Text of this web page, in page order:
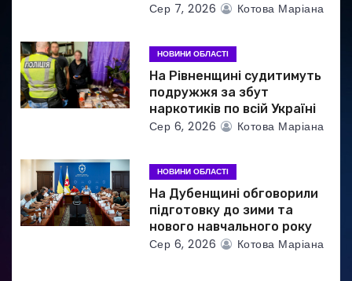
в
Сер 7, 2026 Котова Маріана
НОВИНИ ОБЛАСТІ
На Рівненщині судитимуть
подружжя за збут
наркотиків по всій Україні
Сер 6, 2026 Котова Маріана
НОВИНИ ОБЛАСТІ
На Дубенщині обговорили
підготовку до зими та
нового навчального року
Сер 6, 2026 Котова Маріана